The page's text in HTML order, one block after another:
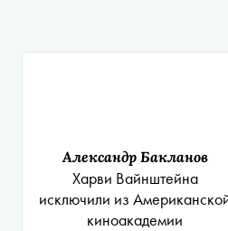
Александр Бакланов
Харви Вайнштейна
исключили из
киноакадемии